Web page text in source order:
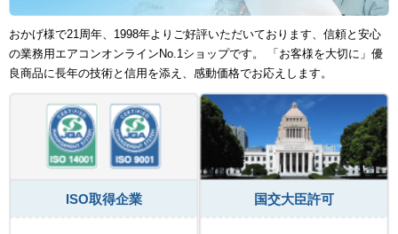
おかげ様で21周年、1998年よりご好評いただいております、信頼と安心
の業務用エアコンオンラインNo.1ショップです。 「お客様を大切に」優
良商品に長年の技術と信用を添え、感動価格でお応えします。
ISO取得企業 国交大臣許可